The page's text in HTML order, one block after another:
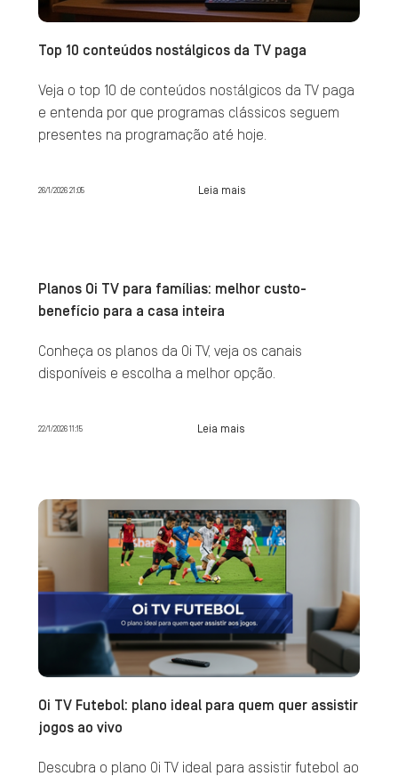
Top 10 conteúdos nostálgicos da TV paga
Veja o top 10 de conteúdos nostálgicos da TV paga
e entenda por que programas clássicos seguem
presentes na programação até hoje.
26/1/2026 21:05 Leia mais
Planos Oi TV para famílias: melhor custo-
benefício para a casa inteira
Conheça os planos da Oi TV, veja os canais
disponíveis e escolha a melhor opção.
22/1/2026 11:15 Leia mais
Oi TV Futebol: plano ideal para quem quer assistir
jogos ao vivo
Descubra o plano Oi TV ideal para assistir futebol ao